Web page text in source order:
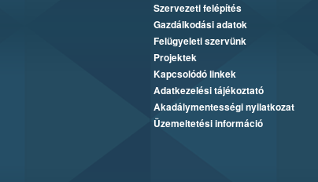
Szervezeti felépítés
Gazdálkodási adatok
Felügyeleti szervünk
Projektek
Kapcsolódó linkek
Adatkezelési tájékoztató
Akadálymentességi nyilatkozat
Üzemeltetési információ